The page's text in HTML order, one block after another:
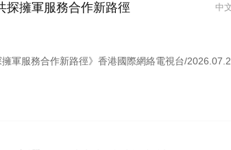
中
探擁軍服務合作新路徑
軍服務合作新路徑》香港國際網絡電視台/